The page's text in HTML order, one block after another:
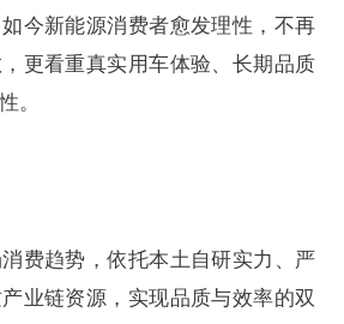
今新能源消费者愈发理性，不再
更看重真实用车体验、长期品质
。
费趋势，依托本土自研实力、严
业链资源，实现品质与效率的双